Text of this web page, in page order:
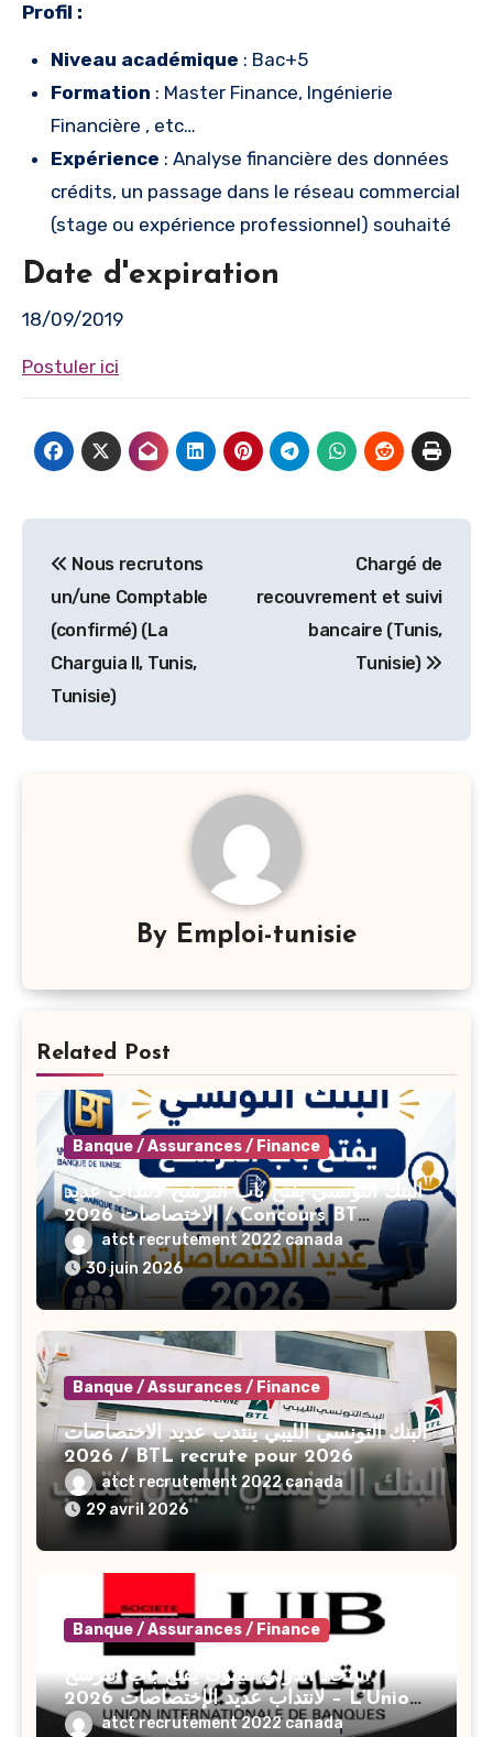
Profil :
Niveau académique : Bac+5
Formation : Master Finance, Ingénierie
Financière , etc…
Expérience : Analyse financière des données
crédits, un passage dans le réseau commercial
(stage ou expérience professionnel) souhaité
Date d'expiration
18/09/2019
Postuler ici
de
l’article
Nous recrutons
un/une Comptable
(confirmé) (La
Charguia II, Tunis,
Tunisie)
Chargé de
recouvrement et suivi
bancaire (Tunis,
Tunisie)
By Emploi-tunisie
Related Post
Banque / Assurances / Finance
البنك التونسي يفتح باب الترشح لانتداب عديد
الاختصاصات 2026 / Concours BT
Banque de Tunisie 2026
atct recrutement 2022 canada
30 juin 2026
Banque / Assurances / Finance
البنك التونسي الليبي ينتدب عديد الاختصاصات
2026 / BTL recrute pour 2026
atct recrutement 2022 canada
29 avril 2026
Banque / Assurances / Finance
الإتحاد الدولي للبنوك يفتح باب الترشح
لانتداب عديد الإختصاصات 2026 – L’Union
Internationale De Banques UIB
atct recrutement 2022 canada